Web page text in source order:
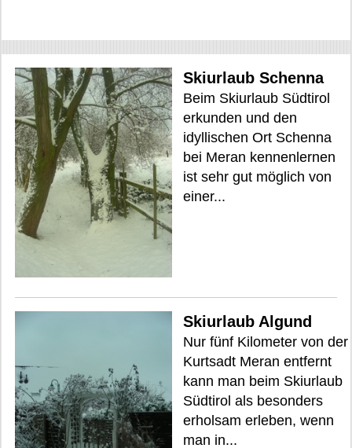
Skiurlaub Schenna
Beim Skiurlaub Südtirol
erkunden und den
idyllischen Ort Schenna
bei Meran kennenlernen
ist sehr gut möglich von
einer...
Skiurlaub Algund
Nur fünf Kilometer von der
Kurtsadt Meran entfernt
kann man beim Skiurlaub
Südtirol als besonders
erholsam erleben, wenn
man in...